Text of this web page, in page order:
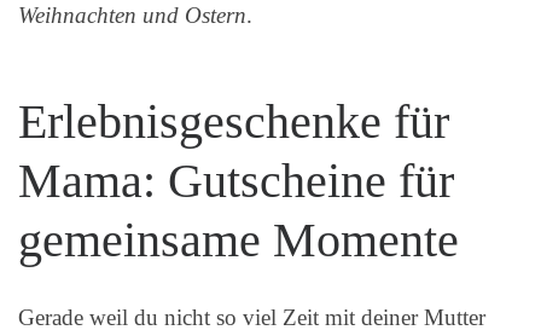
Weihnachten und Ostern.
Erlebnisgeschenke für
Mama: Gutscheine für
gemeinsame Momente
Gerade weil du nicht so viel Zeit mit deiner Mutter